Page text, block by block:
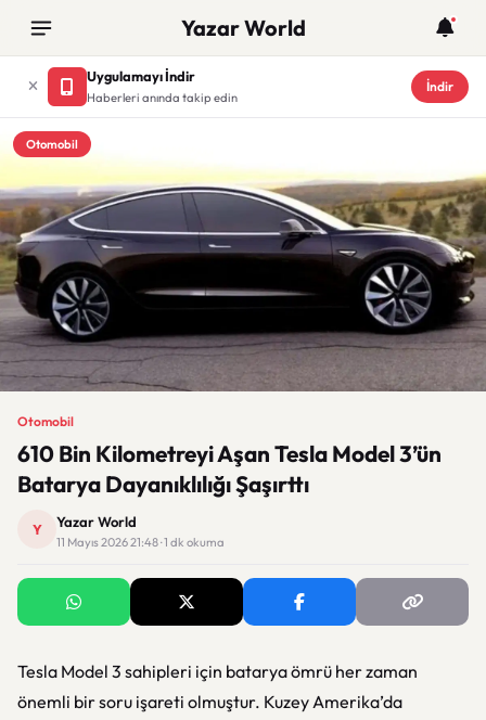
Yazar World
Uygulamayı İndir
Haberleri anında takip edin
İndir
Otomobil
Otomobil
610 Bin Kilometreyi Aşan Tesla Model 3’ün
Batarya Dayanıklılığı Şaşırttı
Y Yazar World
11 Mayıs 2026 21:48 · 1 dk okuma
Tesla Model 3 sahipleri için batarya ömrü her zaman
önemli bir soru işareti olmuştur. Kuzey Amerika’da